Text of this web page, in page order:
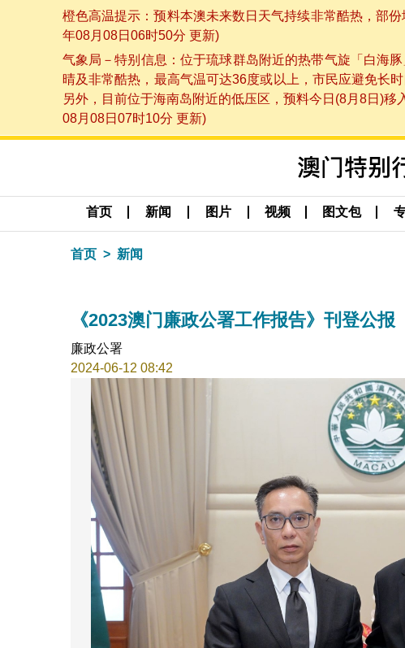
橙色高温提示：预料本澳未来数日天气持续非常酷热，部
年08月08日06时50分 更新)
气象局－特别信息：位于琉球群岛附近的热带气旋「白海
晴及非常酷热，最高气温可达36度或以上，市民应避免长
另外，目前位于海南岛附近的低压区，预料今日(8月8日)
08月08日07时10分 更新)
首页 新闻 图片 视频 图文包
首页 新闻
《2023澳门廉政公署工作报告》刊登公报
廉政公署
2024-06-12 08:42